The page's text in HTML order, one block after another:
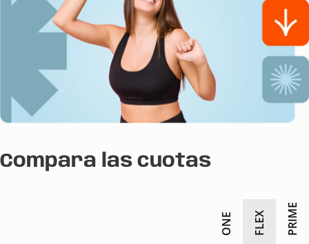
Compara las cuotas
ONE FLEX PRIME